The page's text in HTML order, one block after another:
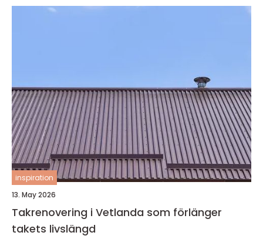
inspiration
13. May 2026
Takrenovering i Vetlanda som förlänger
takets livslängd